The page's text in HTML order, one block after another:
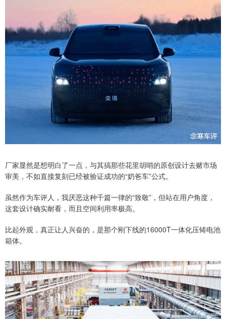
厂家显然是想明白了一点，与其搞那些花里胡哨的原创设计去赌市场
审美，不如直接复刻已经被验证成功的“奶爸车”公式。
虽然作为车评人，我厌恶这种千篇一律的“致敬”，但站在用户角度，
这套设计确实耐看，而且空间利用率极高。
比起外观，真正让人兴奋的，是那个刚下线的16000T一体化压铸电池
箱体。